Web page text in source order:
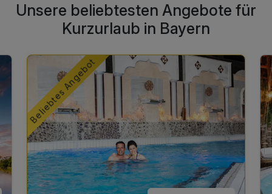
Unsere beliebtesten Angebote für
Kurzurlaub in Bayern
Beliebtes Angebot